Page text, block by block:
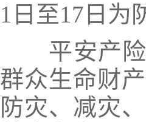
1日至17日为
平安产
群众生命财
防灾、减灾